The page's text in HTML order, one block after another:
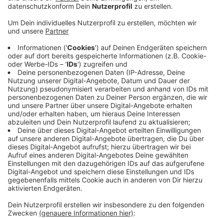
Zum geplanten Grundschulstudium an der RWTH
Gespräche geben. Vertreter von RWTH, Stadt und
Wissenschaftsministerium wollen sich über die
Raumsitutation und weitere ungeklärte Fragen
austauschen.
Eigentlich sollte ab dem Wintersemester 2024/25 in
Aachen Grundschullehramt an der RWTH studiert
werden können - in Kooperation mit den Unis Siegen
und Wuppertal. Raumvorschläge der Stadt Aachen
waren nach Angaben der Stadt von der RWTH aber
bislang u.a. auf Grund mangelnder Barrierefreiheit
abgelehnt worden.
Kritik kommt deswegen vom Verband Bildung und
Erziehung in der StädteRegion Aachen
Anzeige